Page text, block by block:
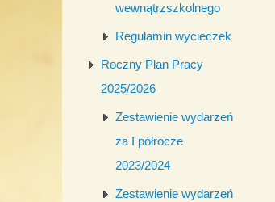
wewnątrzszkolnego
Regulamin wycieczek
Roczny Plan Pracy
2025/2026
Zestawienie wydarzeń
za I półrocze
2023/2024
Zestawienie wydarzeń